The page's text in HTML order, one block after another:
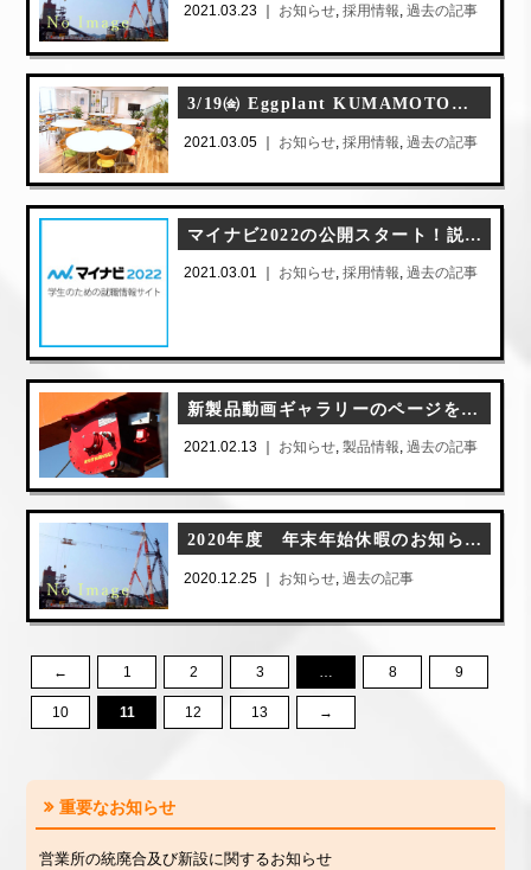
2021.03.23 ｜ お知らせ ,採用情報 ,過去の記事
3/19㈮ Eggplant KUMAMOTOにて企業説明会を行います
2021.03.05 ｜ お知らせ ,採用情報 ,過去の記事
マイナビ2022の公開スタート！説明会情報なども掲載しております
2021.03.01 ｜ お知らせ ,採用情報 ,過去の記事
2021.02.13 ｜ お知らせ ,製品情報 ,過去の記事
2020年度 年末年始休暇のお知らせ
2020.12.25 ｜ お知らせ ,過去の記事
← 1 2 3 8 9
10 11 12 13 →
重要なお知らせ
営業所の統廃合及び新設に関するお知らせ